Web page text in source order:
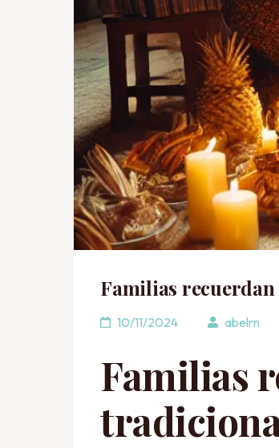
Familias
10/11/2024 abelrn
Familias